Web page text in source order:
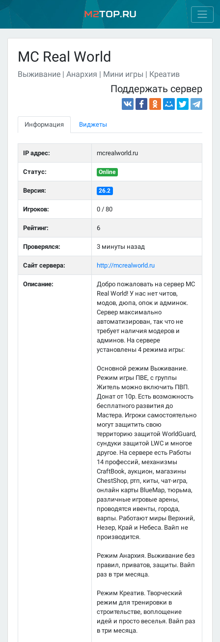
M2Top.ru
MC Real World
Выживание | Анархия | Мини игры | Креатив
Поддержать сервер
Информация Виджеты
IP адрес: mcrealworld.ru
Статус: Online
Версия: 26.2
Игроков: 0 / 80
Рейтинг: 6
Проверялся: 3 минуты назад
Сайт сервера: http://mcrealworld.ru
Описание:
Добро пожаловать на сервер MC
Real World! У нас нет читов,
модов, дюпа, опок и админок.
Сервер максимально
автоматизирован, так что не
требует наличия модеров и
админов. На сервере
установлены 4 режима игры:
Основной режим Выживание.
Режим игры ПВЕ, с группы
Житель можно включить ПВП.
Донат от 10р. Есть возможность
бесплатного развития до
Мастера. Игроки самостоятельно
могут защитить свою
территорию защитой WorldGuard,
сундуки защитой LWC и многое
другое. На сервере есть Работы
14 профессий, механизмы
CraftBook, аукцион, магазины
ChestShop, ртп, киты, чат-игра,
онлайн карты BlueMap, тюрьма,
различные игровые арены,
проводятся ивенты, города,
варпы. Работают миры Верхний,
Незер, Край и Небеса. Вайп не
производится.
Режим Анархия. Выживание без
правил, приватов, защиты. Вайп
раз в три месяца.
Режим Креатив. Творческий
режим для тренировки в
строительстве, воплощение
идей и просто веселья. Вайп раз
в три месяца.